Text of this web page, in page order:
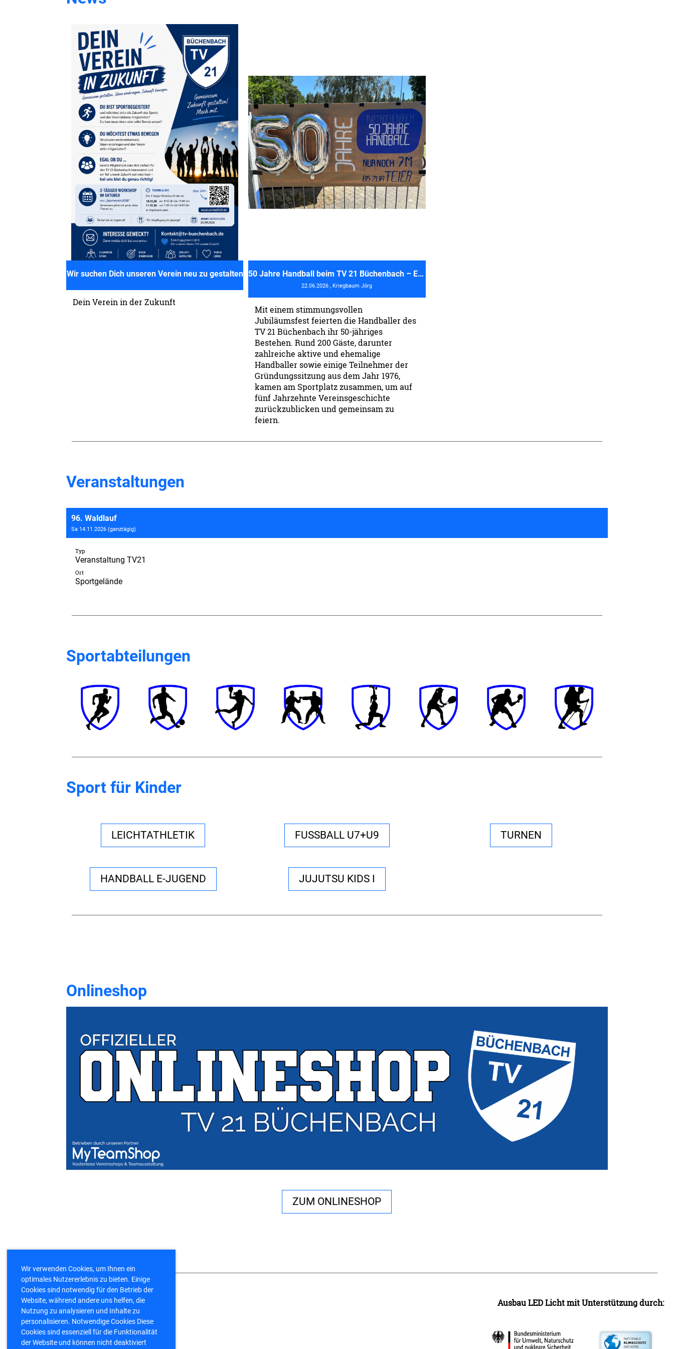
Wir verwenden Cookies, um Ihnen ein
optimales Nutzererlebnis zu bieten. Einige
Cookies sind notwendig für den Betrieb der
Website, während andere uns helfen, die
Nutzung zu analysieren und Inhalte zu
personalisieren. Notwendige Cookies Diese
Cookies sind essenziell für die Funktionalität
der Website und können nicht deaktiviert
Wir suchen Dich unseren Verein neu zu gestalten
Dein Verein in der Zukunft
50 Jahre Handball beim TV 21 Büchenbach – Ein Fest der Erinnerungen und der Gemeinschaft
22.06.2026 , Kriegbaum Jörg
Mit einem stimmungsvollen
Jubiläumsfest feierten die Handballer des
TV 21 Büchenbach ihr 50-jähriges
Bestehen. Rund 200 Gäste, darunter
zahlreiche aktive und ehemalige
Handballer sowie einige Teilnehmer der
Gründungssitzung aus dem Jahr 1976,
kamen am Sportplatz zusammen, um auf
fünf Jahrzehnte Vereinsgeschichte
zurückzublicken und gemeinsam zu
feiern.
Veranstaltungen
96. Waldlauf
Sa 14.11.2026 (ganztägig)
Typ
Veranstaltung TV21
Ort
Sportgelände
Sportabteilungen
Sport für Kinder
LEICHTATHLETIK
HANDBALL E-JUGEND
FUSSBALL U7+U9
JUJUTSU KIDS I
TURNEN
Onlineshop
ZUM ONLINESHOP
Kontakt
TV 1921 Büchenbach e.V.
Postfach 1154
91184 Büchenbach
Ausbau LED Licht mit Unterstützung durch: